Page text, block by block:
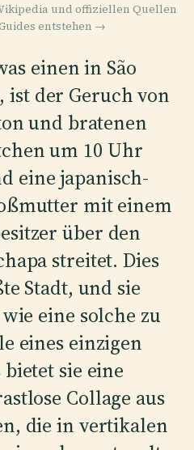
und offiziellen Quellen
entstehen →
einen in São
der Geruch von
und bratenen
um 10 Uhr
eine japanisch-
mit einem
über den
streitet. Dies
Stadt, und sie
eine solche zu
eines einzigen
sie eine
Collage aus
die in vertikalen